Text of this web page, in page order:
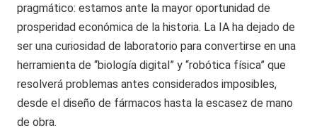
pragmático: estamos ante la mayor oportunidad de
prosperidad económica de la historia. La IA ha dejado de
ser una curiosidad de laboratorio para convertirse en una
herramienta de “biología digital” y “robótica física” que
resolverá problemas antes considerados imposibles,
desde el diseño de fármacos hasta la escasez de mano
de obra.